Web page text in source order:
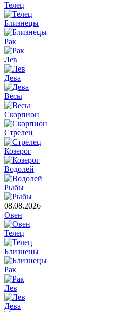
Телец
Близнецы
Рак
Лев
Дева
Весы
Скорпион
Стрелец
Козерог
Водолей
Рыбы
08.08.2026
Овен
Телец
Близнецы
Рак
Лев
Дева